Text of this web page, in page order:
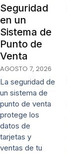
Seguridad
en un
Sistema de
Punto de
Venta
AGOSTO 7, 2026
La seguridad de
un sistema de
punto de venta
protege los
datos de
tarjetas y
ventas de tu